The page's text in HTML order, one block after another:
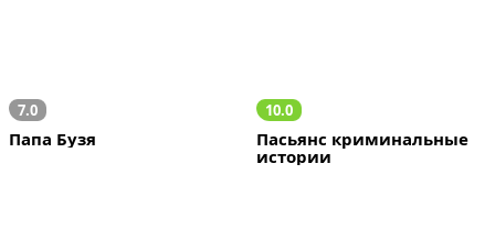
7.0
Папа Бузя
10.0
Пасьянс криминальные
истории